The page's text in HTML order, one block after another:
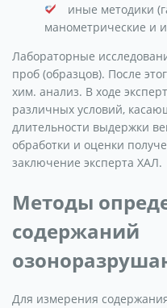
иные методики
манометрические и
Лабораторные
проб (образцов). После
хим. анализ. В ходе
различных условий,
длительности выдержки
обработки и оценки
заключение эксперта ХАЛ.
Методы
содержаний
Для измерения